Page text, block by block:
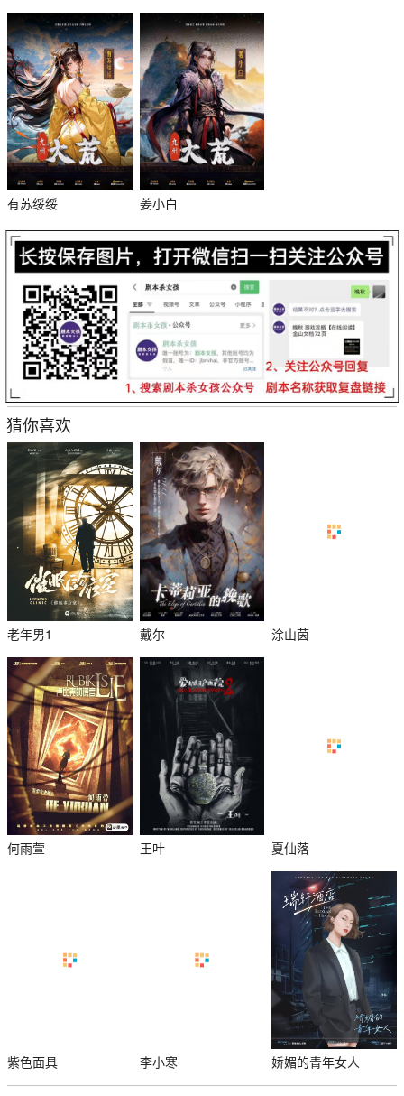
杀
有苏绥绥 姜小白
猜你喜欢
老年男1 戴尔 涂山茵
何雨萱 王叶 夏仙落
紫色面具 李小寒 娇媚的青年女人